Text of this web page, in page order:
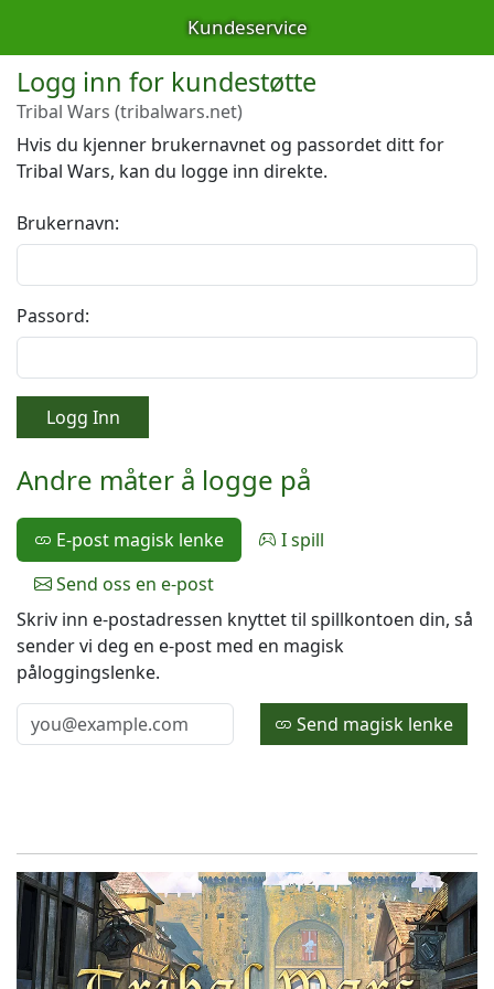
Kundeservice
Logg inn for kundestøtte
Tribal Wars (tribalwars.net)
Hvis du kjenner brukernavnet og passordet ditt for
Tribal Wars, kan du logge inn direkte.
Brukernavn:
Passord:
Logg Inn
Andre måter å logge på
E-post magisk lenke
I spill
Send oss en e-post
Skriv inn e-postadressen knyttet til spillkontoen din, så
sender vi deg en e-post med en magisk
påloggingslenke.
Send magisk lenke